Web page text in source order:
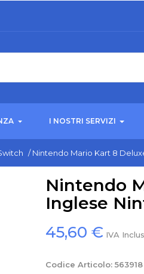
I NOSTRI SERVIZI
/ Nintendo Mario Kart 8
Nintendo
Inglese
45,60 € IVA
Codice Articolo: 563918